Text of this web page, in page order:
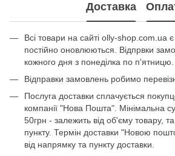
Доставка
Всі товари на сайті olly-shop.com.ua є
постійно оновлюються. Відпрвки
кожного дня з понеділка по п'ятницю.
Відправки замовлень робимо
Послуга доставки сплачується
компанії "Нова Пошта". Мінімальна
50грн - залежить від об'єму товару,
пункту. Термін доставки "Новою
від напрямку та пункту доставки.